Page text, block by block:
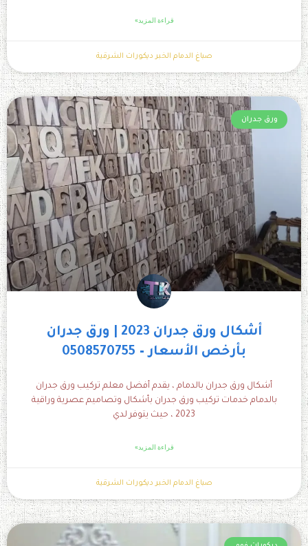
قراءة المزيد»
صباغ الدمام الخبر ديكورات الشرقية
ورق جدران
أشكال ورق جدران 2023 | ورق جدران
بأرخص الأسعار – 0508570755
أشكال ورق جدران بالدمام ، يقدم أفضل معلم تركيب ورق جدران
بالدمام خدمات تركيب ورق جدران بأشكال وتصاميم عصرية وراقية
2023 ، حيث يتوفر لدي
قراءة المزيد»
صباغ الدمام الخبر ديكورات الشرقية